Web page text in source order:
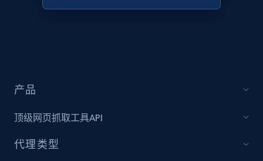
URL, Domain, Country code, Model number,
Home Depot US - Discovery products by
产品
顶级网页抓取工具API
代理类型